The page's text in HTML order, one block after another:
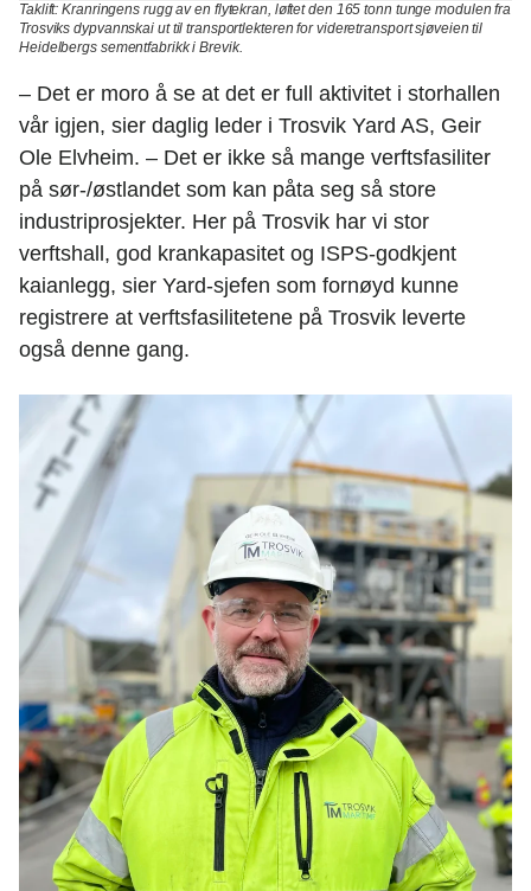
Taklift: Kranringens rugg av en flytekran, løftet den 165 tonn tunge modulen fra
Trosviks dypvannskai ut til transportlekteren for videretransport sjøveien til
Heidelbergs sementfabrikk i Brevik.
– Det er moro å se at det er full aktivitet i storhallen
vår igjen, sier daglig leder i Trosvik Yard AS, Geir
Ole Elvheim. – Det er ikke så mange verftsfasiliter
på sør-/østlandet som kan påta seg så store
industriprosjekter. Her på Trosvik har vi stor
verftshall, god krankapasitet og ISPS-godkjent
kaianlegg, sier Yard-sjefen som fornøyd kunne
registrere at verftsfasilitetene på Trosvik leverte
også denne gang.